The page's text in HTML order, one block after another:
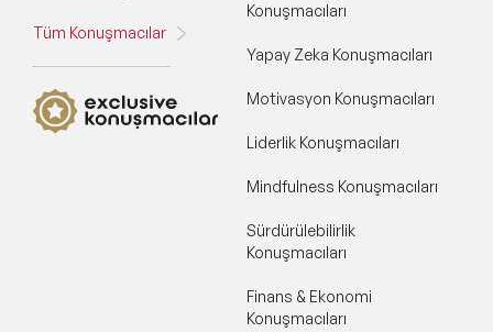
Tüm Konuşmacılar
Konuşmacıları
Yapay Zeka Konuşmacıları
Motivasyon Konuşmacıları
Liderlik Konuşmacıları
Mindfulness Konuşmacıları
Sürdürülebilirlik
Konuşmacıları
Finans & Ekonomi
Konuşmacıları